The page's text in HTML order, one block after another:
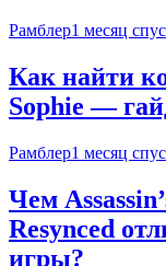
Рамблер1 месяц
Как найти
Sophie —
Рамблер1 месяц
Чем
Resynced
игры?